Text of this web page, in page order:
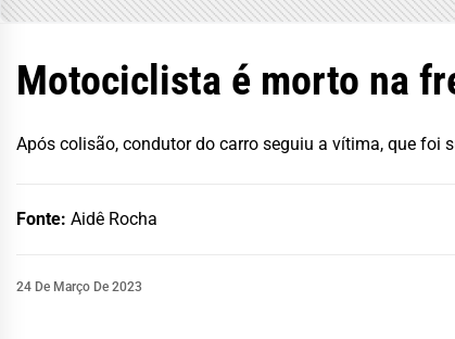
Motociclista é morto na
Após colisão, condutor do carro seguiu a vítima, que foi
Fonte: Aidê Rocha
24 De Março De 2023